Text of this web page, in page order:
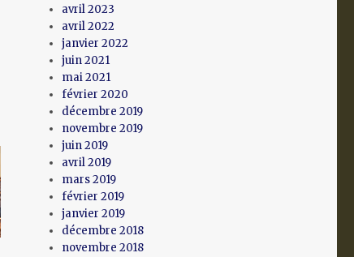
avril 2023
avril 2022
janvier 2022
juin 2021
mai 2021
février 2020
décembre 2019
novembre 2019
juin 2019
avril 2019
mars 2019
février 2019
janvier 2019
décembre 2018
novembre 2018